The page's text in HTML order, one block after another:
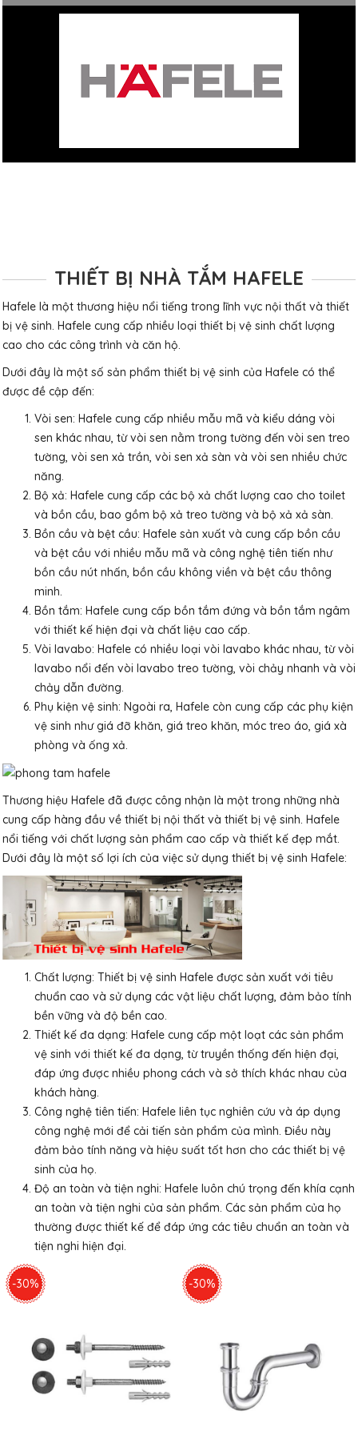
THIẾT BỊ NHÀ TẮM HAFELE
Hafele là một thương hiệu nổi tiếng trong lĩnh vực nội thất và thiết
bị vệ sinh. Hafele cung cấp nhiều loại thiết bị vệ sinh chất lượng
cao cho các công trình và căn hộ.
Dưới đây là một số sản phẩm thiết bị vệ sinh của Hafele có thể
được đề cập đến:
Vòi sen: Hafele cung cấp nhiều mẫu mã và kiểu dáng vòi
sen khác nhau, từ vòi sen nằm trong tường đến vòi sen treo
tường, vòi sen xả trần, vòi sen xả sàn và vòi sen nhiều chức
năng.
Bộ xả: Hafele cung cấp các bộ xả chất lượng cao cho toilet
và bồn cầu, bao gồm bộ xả treo tường và bộ xả xả sàn.
Bồn cầu và bệt cầu: Hafele sản xuất và cung cấp bồn cầu
và bệt cầu với nhiều mẫu mã và công nghệ tiên tiến như
bồn cầu nút nhấn, bồn cầu không viền và bệt cầu thông
minh.
Bồn tắm: Hafele cung cấp bồn tắm đứng và bồn tắm ngâm
với thiết kế hiện đại và chất liệu cao cấp.
Vòi lavabo: Hafele có nhiều loại vòi lavabo khác nhau, từ vòi
lavabo nổi đến vòi lavabo treo tường, vòi chảy nhanh và vòi
chảy dẫn đường.
Phụ kiện vệ sinh: Ngoài ra, Hafele còn cung cấp các phụ kiện
vệ sinh như giá đỡ khăn, giá treo khăn, móc treo áo, giá xà
phòng và ống xả.
Thương hiệu Hafele đã được công nhận là một trong những nhà
cung cấp hàng đầu về thiết bị nội thất và thiết bị vệ sinh. Hafele
nổi tiếng với chất lượng sản phẩm cao cấp và thiết kế đẹp mắt.
Dưới đây là một số lợi ích của việc sử dụng thiết bị vệ sinh Hafele:
Chất lượng: Thiết bị vệ sinh Hafele được sản xuất với tiêu
chuẩn cao và sử dụng các vật liệu chất lượng, đảm bảo tính
bền vững và độ bền cao.
Thiết kế đa dạng: Hafele cung cấp một loạt các sản phẩm
vệ sinh với thiết kế đa dạng, từ truyền thống đến hiện đại,
đáp ứng được nhiều phong cách và sở thích khác nhau của
khách hàng.
Công nghệ tiên tiến: Hafele liên tục nghiên cứu và áp dụng
công nghệ mới để cải tiến sản phẩm của mình. Điều này
đảm bảo tính năng và hiệu suất tốt hơn cho các thiết bị vệ
sinh của họ.
Độ an toàn và tiện nghi: Hafele luôn chú trọng đến khía cạnh
an toàn và tiện nghi của sản phẩm. Các sản phẩm của họ
thường được thiết kế để đáp ứng các tiêu chuẩn an toàn và
tiện nghi hiện đại.
-30% -30%